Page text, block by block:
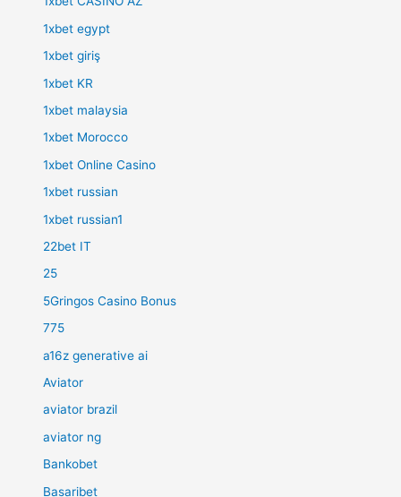
1xbet egypt
1xbet giriş
1xbet KR
1xbet malaysia
1xbet Morocco
1xbet Online Casino
1xbet russian
1xbet russian1
22bet IT
25
5Gringos Casino Bonus
775
a16z generative ai
Aviator
aviator brazil
aviator ng
Bankobet
Basaribet